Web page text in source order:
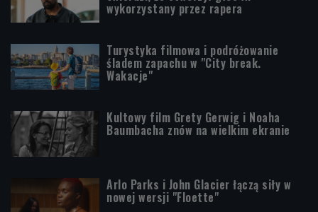
wykorzystany przez rapera
Turystyka filmowa i podróżowanie
śladem zapachu w "City break.
Wakacje"
Kultowy film Grety Gerwig i Noaha
Baumbacha znów na wielkim ekranie
Arlo Parks i John Glacier łączą siły w
nowej wersji "Floette"